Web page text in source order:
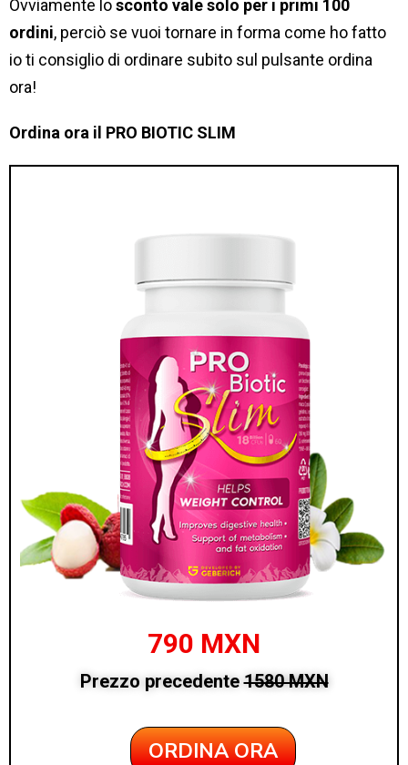
Ovviamente losconto vale solo per i primi 100
ordini, perciò se vuoi tornare in forma come ho fatto
io ti consiglio di ordinare subito sul pulsante ordina
ora!
Ordina ora il PRO BIOTIC SLIM
790 MXN
Prezzo precedente1580 MXN
ORDINA ORA